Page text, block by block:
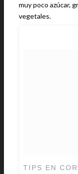
muy poco azúcar,
vegetales.
TIPS EN